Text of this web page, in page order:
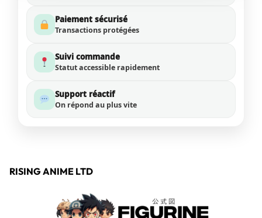
Paiement sécurisé
Transactions protégées
Suivi commande
Statut accessible rapidement
Support réactif
On répond au plus vite
RISING ANIME LTD